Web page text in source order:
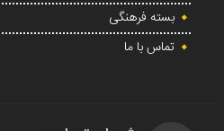
بسته فرهنگی
تماس با ما